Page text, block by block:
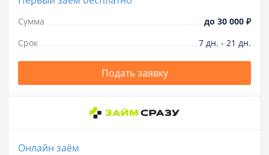
Сумма до 30 000 ₽
Срок
7 дн. - 21 дн.
Подать заявку
Онлайн заём